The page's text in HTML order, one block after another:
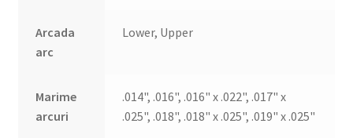
Arcada
arc
Lower, Upper
Marime
arcuri
.014", .016", .016" x .022", .017" x
.025", .018", .018" x .025", .019" x .025"